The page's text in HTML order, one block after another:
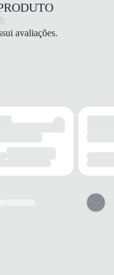
avaliações.